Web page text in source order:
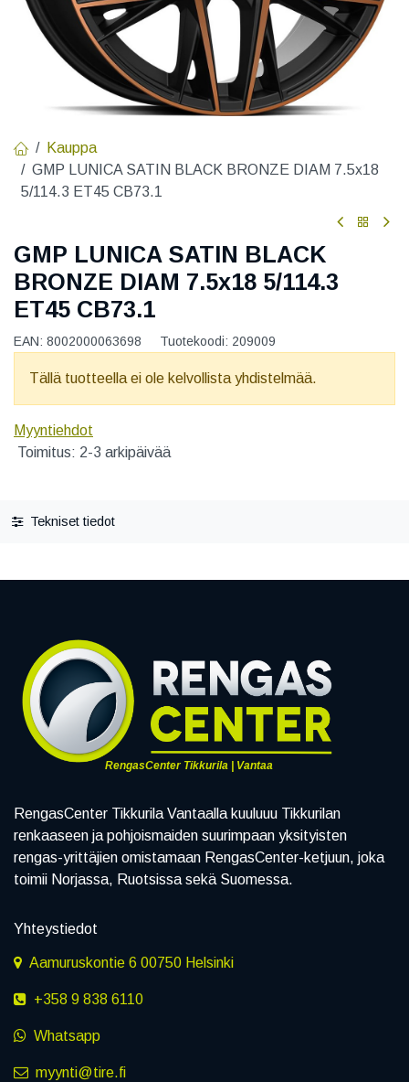
Kauppa
GMP LUNICA SATIN BLACK BRONZE DIAM 7.5x18
5/114.3 ET45 CB73.1
GMP LUNICA SATIN BLACK
BRONZE DIAM 7.5x18 5/114.3
ET45 CB73.1
EAN: 8002000063698 Tuotekoodi: 209009
Tällä tuotteella ei ole kelvollista yhdistelmää.
Myyntiehdot
Toimitus: 2-3 arkipäivää
Tekniset tiedot
RengasCenter Tikkurila | Vantaa
RengasCenter Tikkurila Vantaalla kuuluuu Tikkurilan
renkaaseen ja pohjoismaiden suurimpaan yksityisten
rengas-yrittäjien omistamaan RengasCenter-ketjuun, joka
toimii Norjassa, Ruotsissa sekä Suomessa.
Yhteystiedot
Aamuruskontie 6 00750 Helsinki
+358 9 838 6110
Whatsapp
myynti@tire.fi